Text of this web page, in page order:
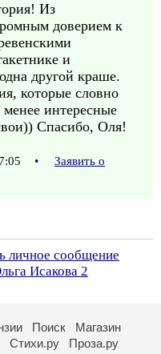
Из
доверием к
и
другой краше.
которые словно
интересные
Спасибо, Оля!
•
Заявить о
личное сообщение
Исакова 2
Поиск
Магазин
Стихи.ру Проза.ру